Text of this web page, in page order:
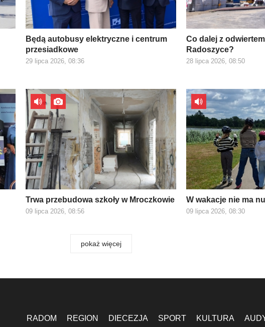
Będą autobusy elektryczne i centrum
przesiadkowe
29 lipca 2026, 08:36
Co dalej z
Radoszyce?
28 lipca 2026, 08:50
Trwa przebudowa szkoły w Mroczkowie
09 lipca 2026, 08:56
W wakacje nie ma
09 lipca 2026, 08:30
pokaż więcej
RADOM REGION DIECEZJA SPORT KULTURA